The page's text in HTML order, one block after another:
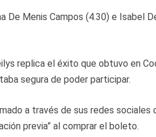
De Menis Campos (4.30) e Isabel
replica el éxito que obtuvo en
segura de poder participar.
a través de sus redes
previa” al comprar el boleto.